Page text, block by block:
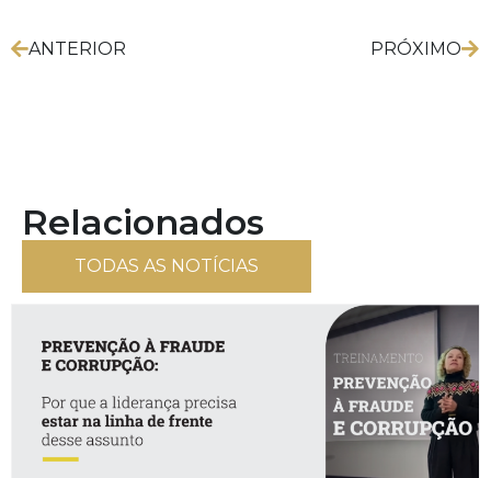
ANTERIOR PRÓXIMO
Relacionados
TODAS AS NOTÍCIAS